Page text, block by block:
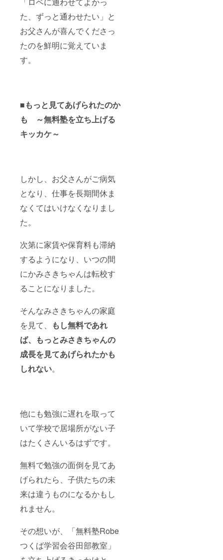
た、ずっと通わせたい」と
お父さんが喜んでくださっ
たのを鮮明に覚えていま
す。
■もっと見てあげられたのか
も ～無料塾を立ち上げる
キッカケ～
しかし、お父さんがご病気
となり、仕事を長期間休ま
なくてはいけなくなりまし
た。
次第に家賃や保育料も滞納
するようになり、いつの間
にかみさきちゃんは転校す
ることになりました。
そんなみさきちゃんの家庭
を見て、
もし無料であれ
ば、もっとみさきちゃんの
成長を見てあげられたかも
しれない。
他にも勉強に遅れを取って
いて学校で居場所がない子
はたくさんいるはずです。
無料で勉強の面倒を見てあ
げられたら、子供たちの未
来は違うものになるかもし
れません。
その想いが、「無料塾Robe
つくば学習会谷田部教室」